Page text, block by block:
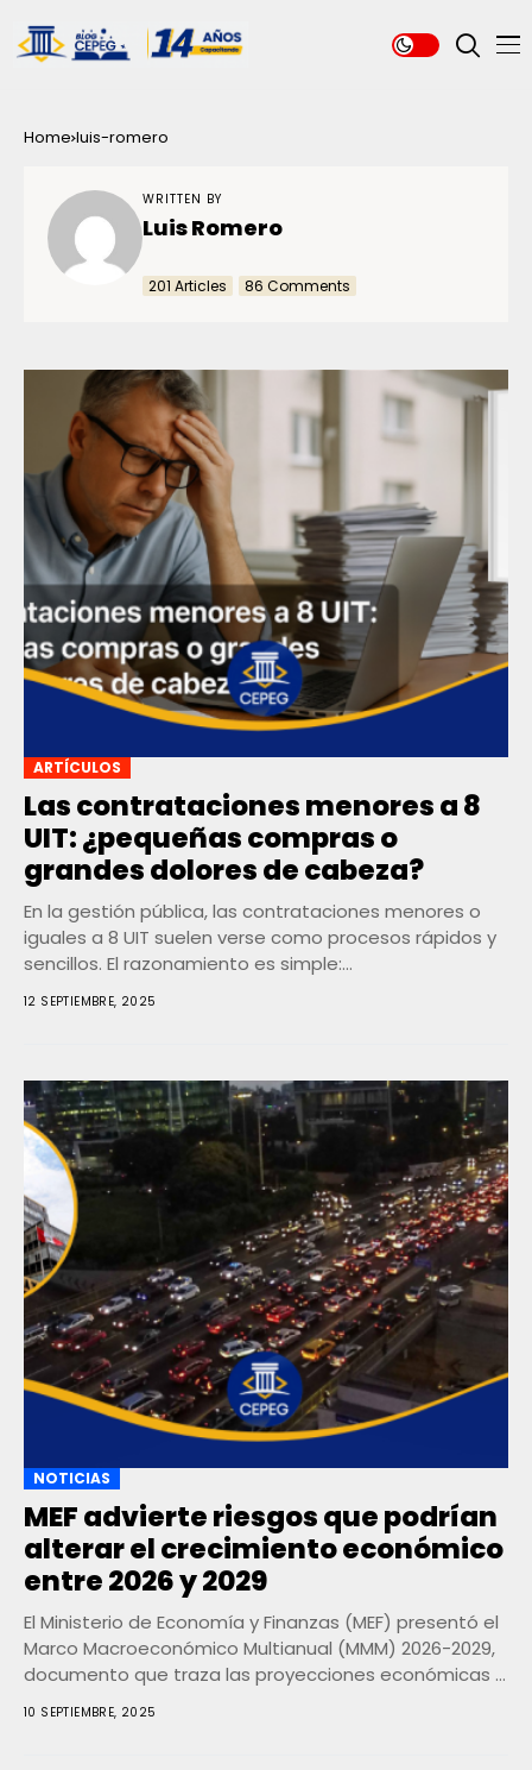
Home luis-romero
WRITTEN BY
Luis Romero
201 Articles 86 Comments
ARTÍCULOS
Las contrataciones menores a 8
UIT: ¿pequeñas compras o
grandes dolores de cabeza?
En la gestión pública, las contrataciones menores o
iguales a 8 UIT suelen verse como procesos rápidos y
sencillos. El razonamiento es simple:...
12 SEPTIEMBRE, 2025
NOTICIAS
MEF advierte riesgos que podrían
alterar el crecimiento económico
entre 2026 y 2029
El Ministerio de Economía y Finanzas (MEF) presentó el
Marco Macroeconómico Multianual (MMM) 2026-2029,
documento que traza las proyecciones económicas y
fiscales para...
10 SEPTIEMBRE, 2025